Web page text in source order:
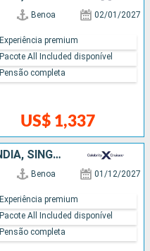
Benoa 02/01/2027
US$ 1,337
Experiência premium
Pacote All Included disponível
Pensão completa
INDONESIA, MALÁSIA, TAILÃNDIA, SINGAPURA
Benoa 01/12/2027
Experiência premium
Pacote All Included disponível
Pensão completa